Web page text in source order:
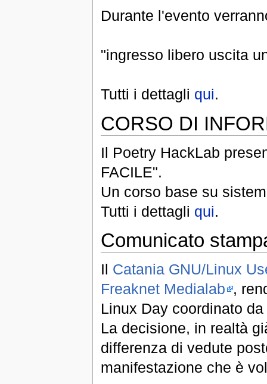
Durante l'evento
"ingresso libero uscita
Tutti i dettagli qui.
CORSO DI
Il Poetry HackLab
FACILE".
Un corso base su
Tutti i dettagli qui.
Comunicato
Il Catania GNU/Linux
Freaknet Medialab ,
Linux Day coordinato
La decisione, in realtà
differenza di vedute
manifestazione che è